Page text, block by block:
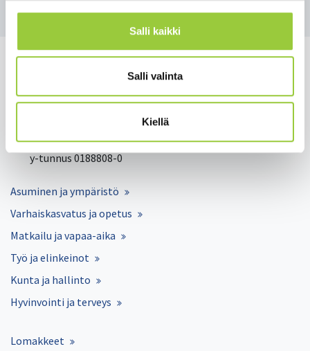
Salli kaikki
Salli valinta
Kiellä
y-tunnus 0188808-0
Asuminen ja ympäristö
Varhaiskasvatus ja opetus
Matkailu ja vapaa-aika
Työ ja elinkeinot
Kunta ja hallinto
Hyvinvointi ja terveys
Lomakkeet